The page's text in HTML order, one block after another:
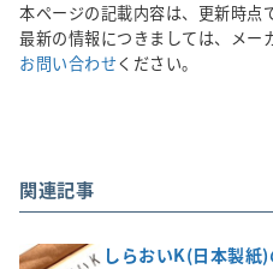
本ページの記載内容は、更新時点
最新の情報につきましては、メー
お問い合わせください。
関連記事
しらおいK(日本製紙